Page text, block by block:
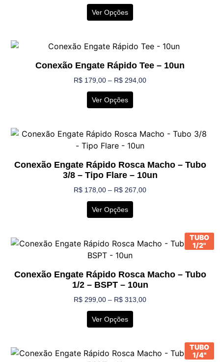
Ver Opções
Conexão Engate Rápido Tee – 10un
R$ 179,00 – R$ 294,00
Ver Opções
Conexão Engate Rápido Rosca Macho – Tubo
3/8 – Tipo Flare – 10un
R$ 178,00 – R$ 267,00
Ver Opções
TUBO
1/2"
Conexão Engate Rápido Rosca Macho – Tubo
1/2 – BSPT – 10un
R$ 299,00 – R$ 313,00
Ver Opções
TUBO
1/4"